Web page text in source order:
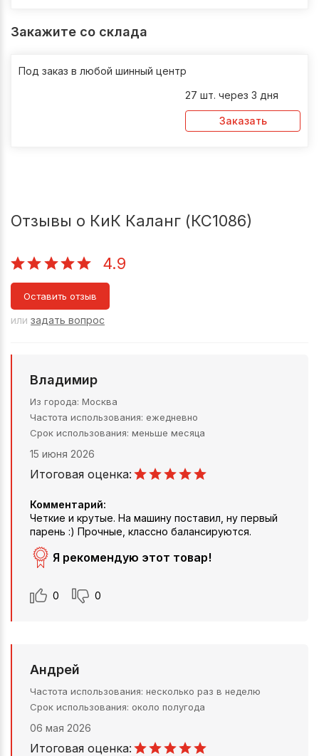
Закажите со склада
Под заказ в любой шинный центр
27 шт. через 3 дня
Заказать
Отзывы о КиК Каланг (КС1086)
4.9
Оставить отзыв
или задать вопрос
Владимир
Из города Москва
Частота использования ежедневно
Срок использования меньше месяца
15 июня 2026
Итоговая оценка:
Комментарий:
Четкие и крутые. На машину поставил, ну первый
парень :) Прочные, классно балансируются.
Я рекомендую этот товар!
0 0
Андрей
Частота использования несколько раз в неделю
Срок использования около полугода
06 мая 2026
Итоговая оценка: